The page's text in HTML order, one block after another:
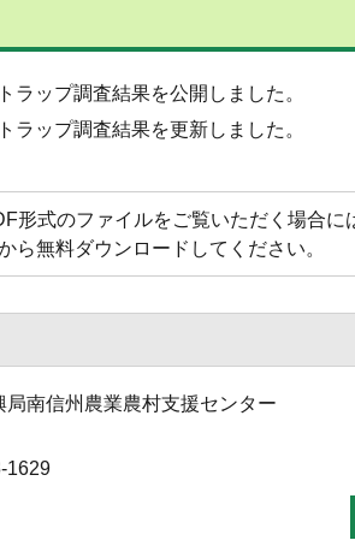
ップ調査結果を公開しました。
ップ調査結果を更新しました。
形式のファイルをご覧いただく場合
ら無料ダウンロードしてください。
南信州農業農村支援センター
1629